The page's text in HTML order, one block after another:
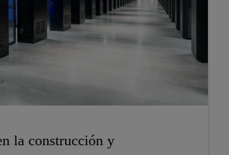
la construcción y